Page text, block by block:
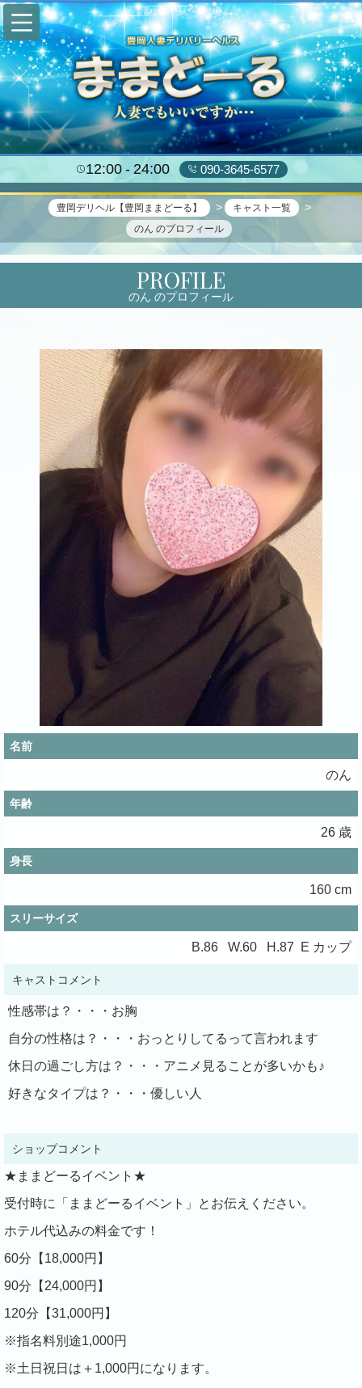
12:00 24:00 090-3645-6577
豊岡デリヘル【豊岡ままどーる】
キャスト一覧
のん のプロフィール
PROFILE
のん のプロフィール
名前
のん
年齢
26 歳
身長
160 cm
スリーサイズ
B. 86 W.60 H. 87 E カップ
キャストコメント
性感帯は？・・・お胸
自分の性格は？・・・おっとりしてるって言われます
休日の過ごし方は？・・・アニメ見ることが多いかも♪
好きなタイプは？・・・優しい人
ショップコメント
★ままどーるイベント★
受付時に「ままどーるイベント」とお伝えください。
ホテル代込みの料金です！
60分【18,000円】
90分【24,000円】
120分【31,000円】
※指名料別途1,000円
※土日祝日は＋1,000円になります。